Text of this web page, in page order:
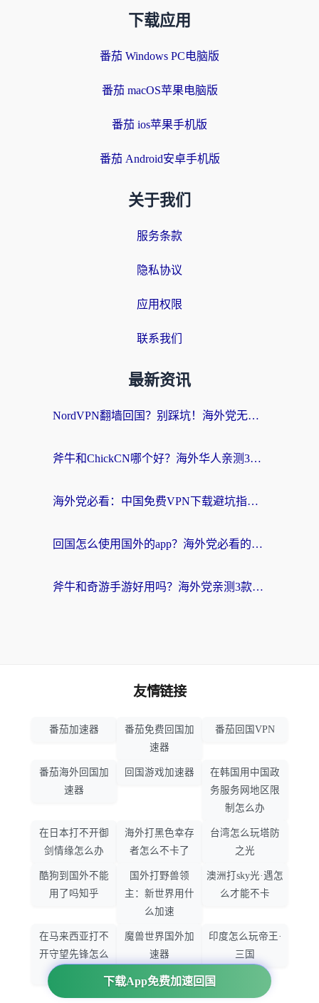
下载应用
番茄 Windows PC电脑版
番茄 macOS苹果电脑版
番茄 ios苹果手机版
番茄 Android安卓手机版
关于我们
服务条款
隐私协议
应用权限
联系我们
最新资讯
NordVPN翻墙回国？别踩坑！海外党无缝访问国内资源的真实指南
斧牛和ChickCN哪个好？海外华人亲测3款回国加速器+免费试用攻略
海外党必看：中国免费VPN下载避坑指南 + 无缝访问国内资源的终极方案
回国怎么使用国外的app？海外党必看的无缝访问国内资源全攻略
斧牛和奇游手游好用吗？海外党亲测3款回国加速器，选对才能无缝刷国内资源
下载App免费加速回国
友情链接
番茄加速器
番茄免费回国加
速器
番茄回国VPN
番茄海外回国加
速器
回国游戏加速器
在韩国用中国政
务服务网地区限
制怎么办
在日本打不开御
剑情缘怎么办
海外打黑色幸存
者怎么不卡了
台湾怎么玩塔防
之光
酷狗到国外不能
用了吗知乎
国外打野兽领
主：新世界用什
么加速
澳洲打sky光·遇怎
么才能不卡
在马来西亚打不
开守望先锋怎么
魔兽世界国外加
速器
印度怎么玩帝王·
三国